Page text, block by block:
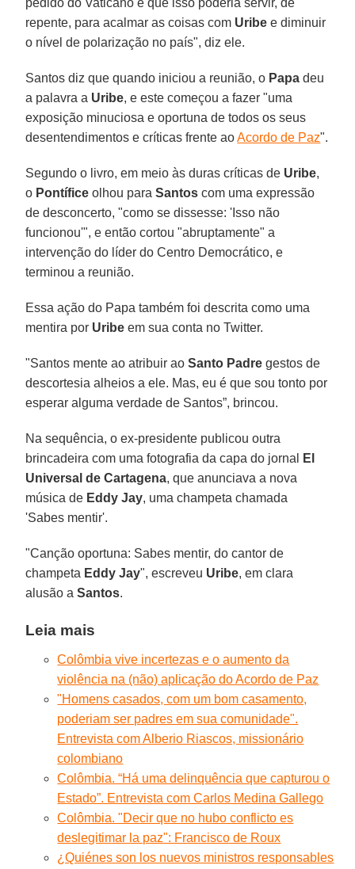
repente, para acalmar as coisas com Uribe e diminuir
o nível de polarização no país", diz ele.
Santos diz que quando iniciou a reunião, o Papa deu
a palavra a Uribe, e este começou a fazer "uma
exposição minuciosa e oportuna de todos os seus
desentendimentos e críticas frente aoAcordo de Paz".
Segundo o livro, em meio às duras críticas de Uribe,
o Pontífice olhou paraSantos com uma expressão
de desconcerto, "como se dissesse: 'Isso não
funcionou'", e então cortou "abruptamente" a
intervenção do líder do Centro Democrático, e
terminou a reunião.
Essa ação do Papa também foi descrita como uma
mentira por Uribe em sua conta no Twitter.
"Santos mente ao atribuir aoSanto Padre gestos de
descortesia alheios a ele. Mas, eu é que sou tonto por
esperar alguma verdade de Santos”, brincou.
Na sequência, o ex-presidente publicou outra
brincadeira com uma fotografia da capa do jornal
El
Universal de Cartagena, que anunciava a nova
música de Eddy Jay, uma champeta chamada
'Sabes mentir'.
"Canção oportuna: Sabes mentir, do cantor de
champeta Eddy Jay", escreveu Uribe, em clara
alusão aSantos.
Leia mais
Colômbia vive incertezas e o aumento da
violência na (não) aplicação do Acordo de Paz
"Homens casados, com um bom casamento,
poderiam ser padres em sua comunidade".
Entrevista com Alberio Riascos, missionário
colombiano
Colômbia. “Há uma delinquência que capturou o
Estado”. Entrevista com Carlos Medina Gallego
Colômbia. "Decir que no hubo conflicto es
deslegitimar la paz": Francisco de Roux
¿Quiénes son los nuevos ministros responsables